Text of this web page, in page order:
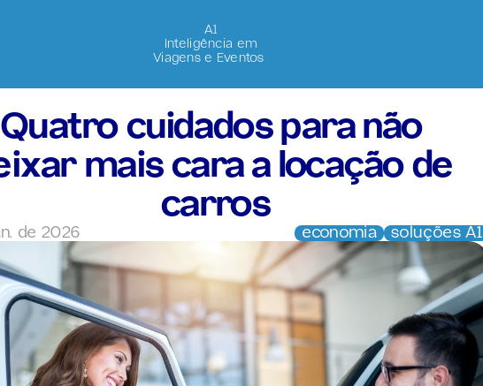
A1
Inteligência em
Viagens e Eventos
Quatro cuidados para não
mais cara a locação de
carros
de 2026 economia soluções A1